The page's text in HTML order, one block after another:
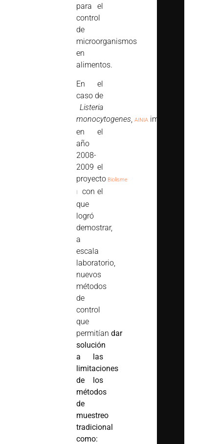
para el
control
de
microorganismos
en
alimentos.
En el
caso de
Listeria
monocytogenes
AINIAimpulsó
en el
año
2008-
2009 el
proyectoBiolisme
I
con el
que
logró
demostrar,
a
escala
laboratorio,
nuevos
métodos
de
control
que
permitían dar
solución
a las
limitaciones
de los
métodos
de
muestreo
tradicional
como: